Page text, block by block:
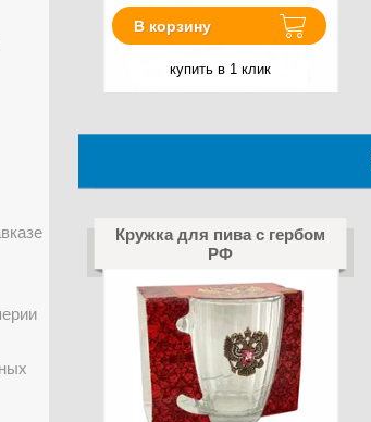
В корзину
купить в 1 клик
Кружка для пива с гербом
РФ